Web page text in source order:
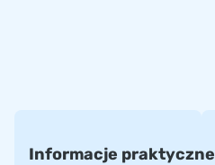
Informacje praktyczne